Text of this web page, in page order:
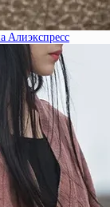
Алиэкспресс